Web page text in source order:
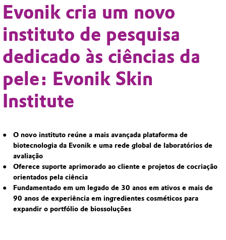
Evonik cria um novo
instituto de pesquisa
dedicado às ciências da
pele: Evonik Skin
Institute
O novo instituto reúne a mais avançada plataforma de
biotecnologia da Evonik e uma rede global de laboratórios de
avaliação
Oferece suporte aprimorado ao cliente e projetos de cocriação
orientados pela ciência
Fundamentado em um legado de 30 anos em ativos e mais de
90 anos de experiência em ingredientes cosméticos para
expandir o portfólio de biossoluções